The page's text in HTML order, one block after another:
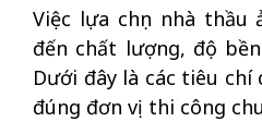
Việc lựa chọn nhà
đến chất lượng, độ
Dưới đây là các tiêu chí
đúng đơn vị thi công